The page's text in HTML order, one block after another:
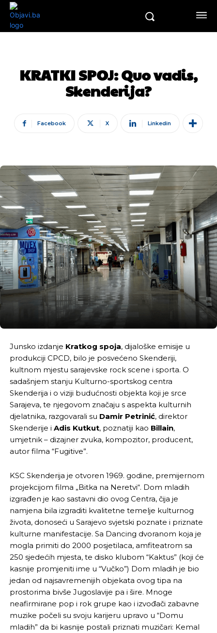
KRATKI SPOJ: Quo vadis,
Skenderija?
Facebook X Linkedin
Junsko izdanje Kratkog spoja, dijaloške emisije u
produkciji CPCD, bilo je posvećeno Skenderiji,
kultnom mjestu sarajevske rock scene i sporta. O
sadašnjem stanju Kulturno-sportskog centra
Skenderija i o viziji budućnosti objekta koji je srce
Sarajeva, te njegovom značaju s aspekta kulturnih
djelatnika, razgovarali su Damir Petrinić, direktor
Skenderije i Adis Kutkut, poznatiji kao Billain,
umjetnik – dizajner zvuka, kompozitor, producent,
autor filma “Fugitive”.
KSC Skenderija je otvoren 1969. godine, premijernom
projekcijom filma „Bitka na Neretvi“. Dom mladih
izgrađen je kao sastavni dio ovog Centra, čija je
namjena bila izgraditi kvalitetne temelje kulturnog
života, donoseći u Sarajevo svjetski poznate i priznate
kulturne manifestacije. Sa Dancing dvoranom koja je
mogla primiti do 2000 posjetilaca, amfiteatrom sa
250 sjedećih mjesta, te disko klubom “Kaktus” (koji će
kasnije promjeniti ime u “Vučko”) Dom mladih je bio
jedan od najsavremenijih objekata ovog tipa na
prostorima bivše Jugoslavije pa i šire. Mnoge
neafirmirane pop i rok grupe kao i izvođači zabavne
muzike počeli su svoju karijeru upravo u “Domu
mladih” da bi kasnije postali priznati muzičari: Kemal